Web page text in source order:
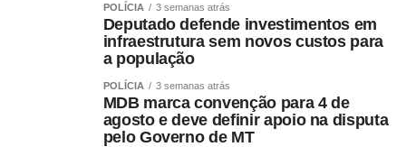
POLÍCIA 3 semanas atrás
Deputado defende investimentos em
infraestrutura sem novos custos para
a população
POLÍCIA 3 semanas atrás
MDB marca convenção para 4 de
agosto e deve definir apoio na disputa
pelo Governo de MT